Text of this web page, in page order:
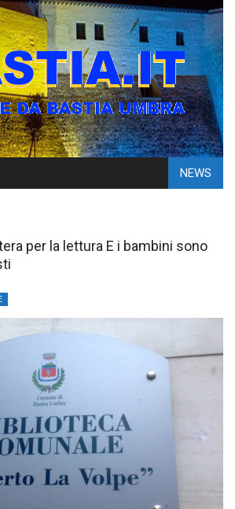
NEWS
per la lettura E i bambini sono